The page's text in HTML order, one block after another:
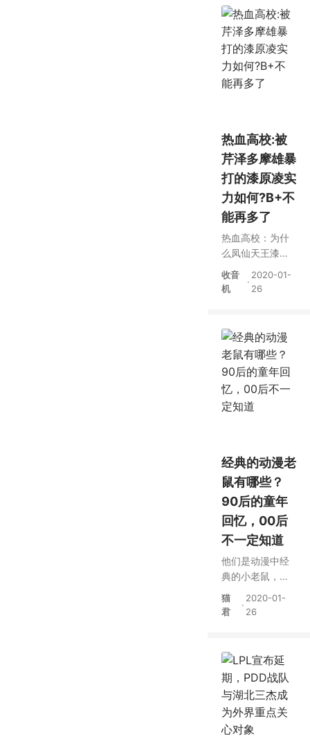
热血高校:被
芹泽多摩雄暴
打的漆原凌实
力如何?B+不
能再多了
热血高校：为什
么凤仙天王漆原
凌暴揍多摩雄，
最后却突然被反
收音
机
·
2020-01-
26
经典的动漫老
鼠有哪些？
90后的童年
回忆，00后
不一定知道
他们是动漫中经
典的小老鼠，有
的闻名于世界，
有的集数比柯南
猫
君
·
2020-01-
26